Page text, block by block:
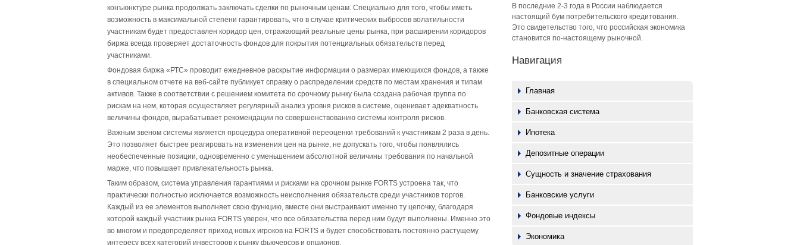
конъюнктуре рынка продолжать заключать сделки по рыночным ценам. Специально для того, чтобы иметь
возможность в максимальной степени гарантировать, что в случае критических выбросов волатильности
участникам будет предоставлен коридор цен, отражающий реальные цены рынка, при расширении коридоров
биржа всегда проверяет достаточность фондов для покрытия потенциальных обязательств перед
участниками.
Фондовая биржа «РТС» проводит ежедневное раскрытие информации о размерах имеющихся фондов, а также
в специальном отчете на веб-сайте публикует справку о распределении средств по местам хранения и типам
активов. Также в соответствии с решением комитета по срочному рынку была создана рабочая группа по
рискам на нем, которая осуществляет регулярный анализ уровня рисков в системе, оценивает адекватность
величины фондов, вырабатывает рекомендации по совершенствованию системы контроля рисков.
Важным звеном системы является процедура оперативной переоценки требований к участникам 2 раза в день.
Это позволяет быстрее реагировать на изменения цен на рынке, не допускать того, чтобы появлялись
необеспеченные позиции, одновременно с уменьшением абсолютной величины требования по начальной
марже, что повышает привлекательность рынка.
Таким образом, система управления гарантиями и рисками на срочном рынке FORTS устроена так, что
практически полностью исключается возможность неисполнения обязательств среди участников торгов.
Каждый из ее элементов выполняет свою функцию, вместе они выстраивают именно ту цепочку, благодаря
которой каждый участник рынка FORTS уверен, что все обязательства перед ним будут выполнены. Именно это
во многом и предопределяет приход новых игроков на FORTS и будет способствовать постоянно растущему
интересу всех категорий инвесторов к рынку фьючерсов и опционов.
В последние 2-3 года в России наблюдается
настоящий бум потребительского кредитования.
Это свидетельство того, что российская экономика
становится по-настоящему рыночной.
Навигация
Главная
Банковская система
Ипотека
Депозитные операции
Сущность и значение страхования
Банковские услуги
Фондовые индексы
Экономика